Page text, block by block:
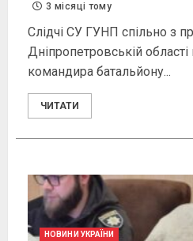
3 місяці тому
Слідчі СУ ГУНП спільно з
Дніпропетровській
командира батальйону...
ЧИТАТИ
НОВИНИ УКРАЇНИ